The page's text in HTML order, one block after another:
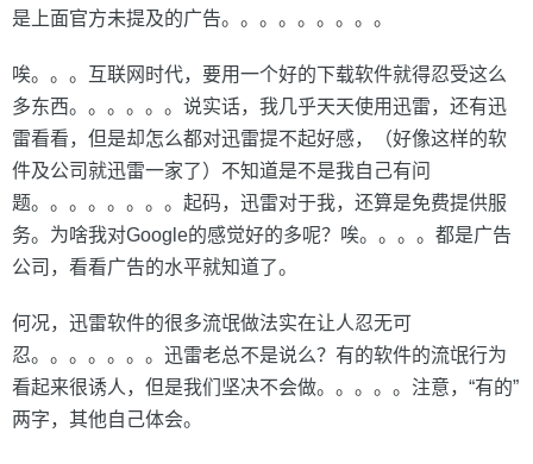
是上面官方未提及的广告。。。。。。。。。
唉。。。互联网时代，要用一个好的下载软件就得忍受这么
多东西。。。。。。说实话，我几乎天天使用迅雷，还有迅
雷看看，但是却怎么都对迅雷提不起好感，（好像这样的软
件及公司就迅雷一家了）不知道是不是我自己有问
题。。。。。。。。起码，迅雷对于我，还算是免费提供服
务。为啥我对Google的感觉好的多呢？唉。。。。都是广告
公司，看看广告的水平就知道了。
何况，迅雷软件的很多流氓做法实在让人忍无可
忍。。。。。。。迅雷老总不是说么？有的软件的流氓行为
看起来很诱人，但是我们坚决不会做。。。。。注意，“有的”
两字，其他自己体会。